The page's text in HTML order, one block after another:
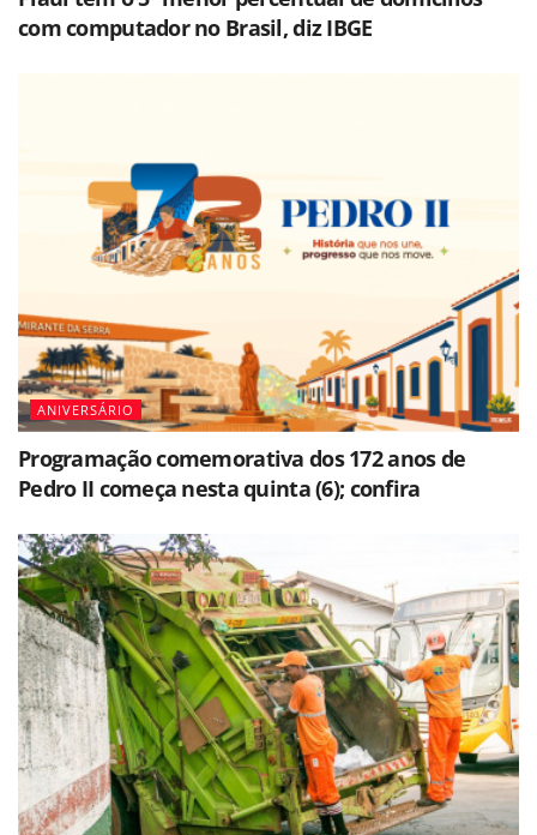
com computador no Brasil, diz IBGE
ANIVERSÁRIO
Programação comemorativa dos 172 anos de
Pedro II começa nesta quinta (6); confira